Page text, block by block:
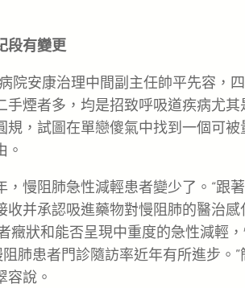
段有變更
院安康治理中間副主任帥平先容，
煙者多，均是招致呼吸道疾病尤其
，試圖在單戀傻氣中找到一個可被
。
慢阻肺急性減輕患者變少了。“跟
并承認吸進藥物對慢阻肺的醫治感
癥狀和能否呈現中重度的急性減輕
肺患者門診隨訪率近年有所進步。”
容說。